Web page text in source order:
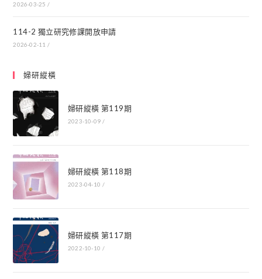
2026-03-25 /
114-2 獨立研究修課開放申請
2026-02-11 /
婦研縱橫
婦研縱橫 第119期
2023-10-09 /
婦研縱橫 第118期
2023-04-10 /
婦研縱橫 第117期
2022-10-10 /